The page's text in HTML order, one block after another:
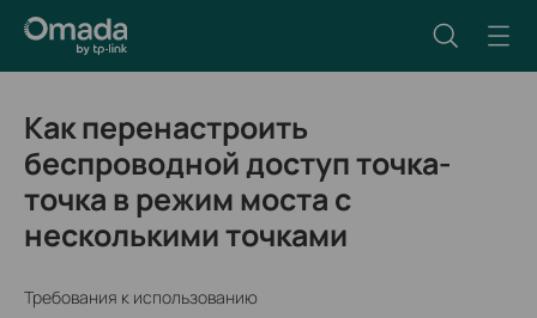
Как перенастроить
беспроводной доступ точка-
точка в режим моста с
несколькими точками
Требования к использованию